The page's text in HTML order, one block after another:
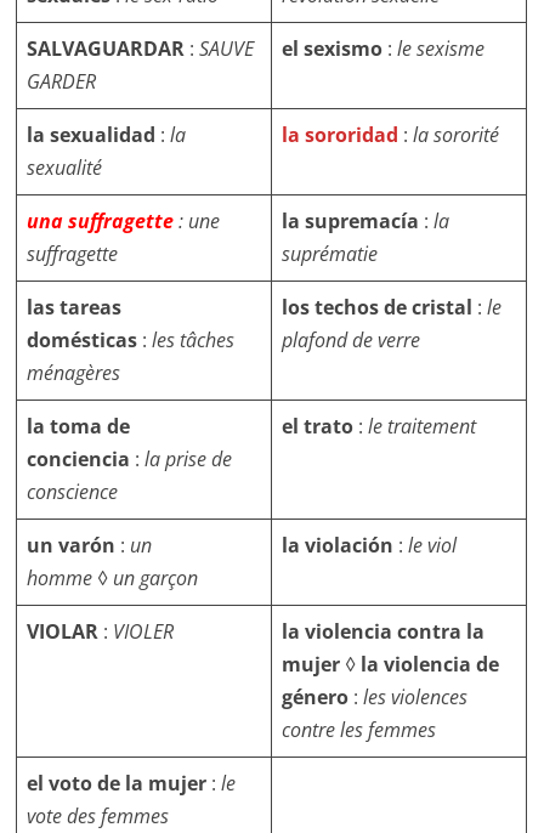
SALVAGUARDAR :SAUVE
GARDER
el sexismo :le sexisme
la sexualidad :la
sexualité
la sororidad :la sororité
una suffragette: une
suffragette
la supremacía :la
suprématie
las tareas
domésticas :les tâches
ménagères
los techos de cristal :le
plafond de verre
la toma de
conciencia :la prise de
conscience
el trato :le traitement
un varón : un
homme ◊ un garçon
la violación :le viol
VIOLAR : VIOLER
la violencia contra la
mujer ◊ la violencia de
género :les violences
contre les femmes
el voto de la mujer :le
vote des femmes